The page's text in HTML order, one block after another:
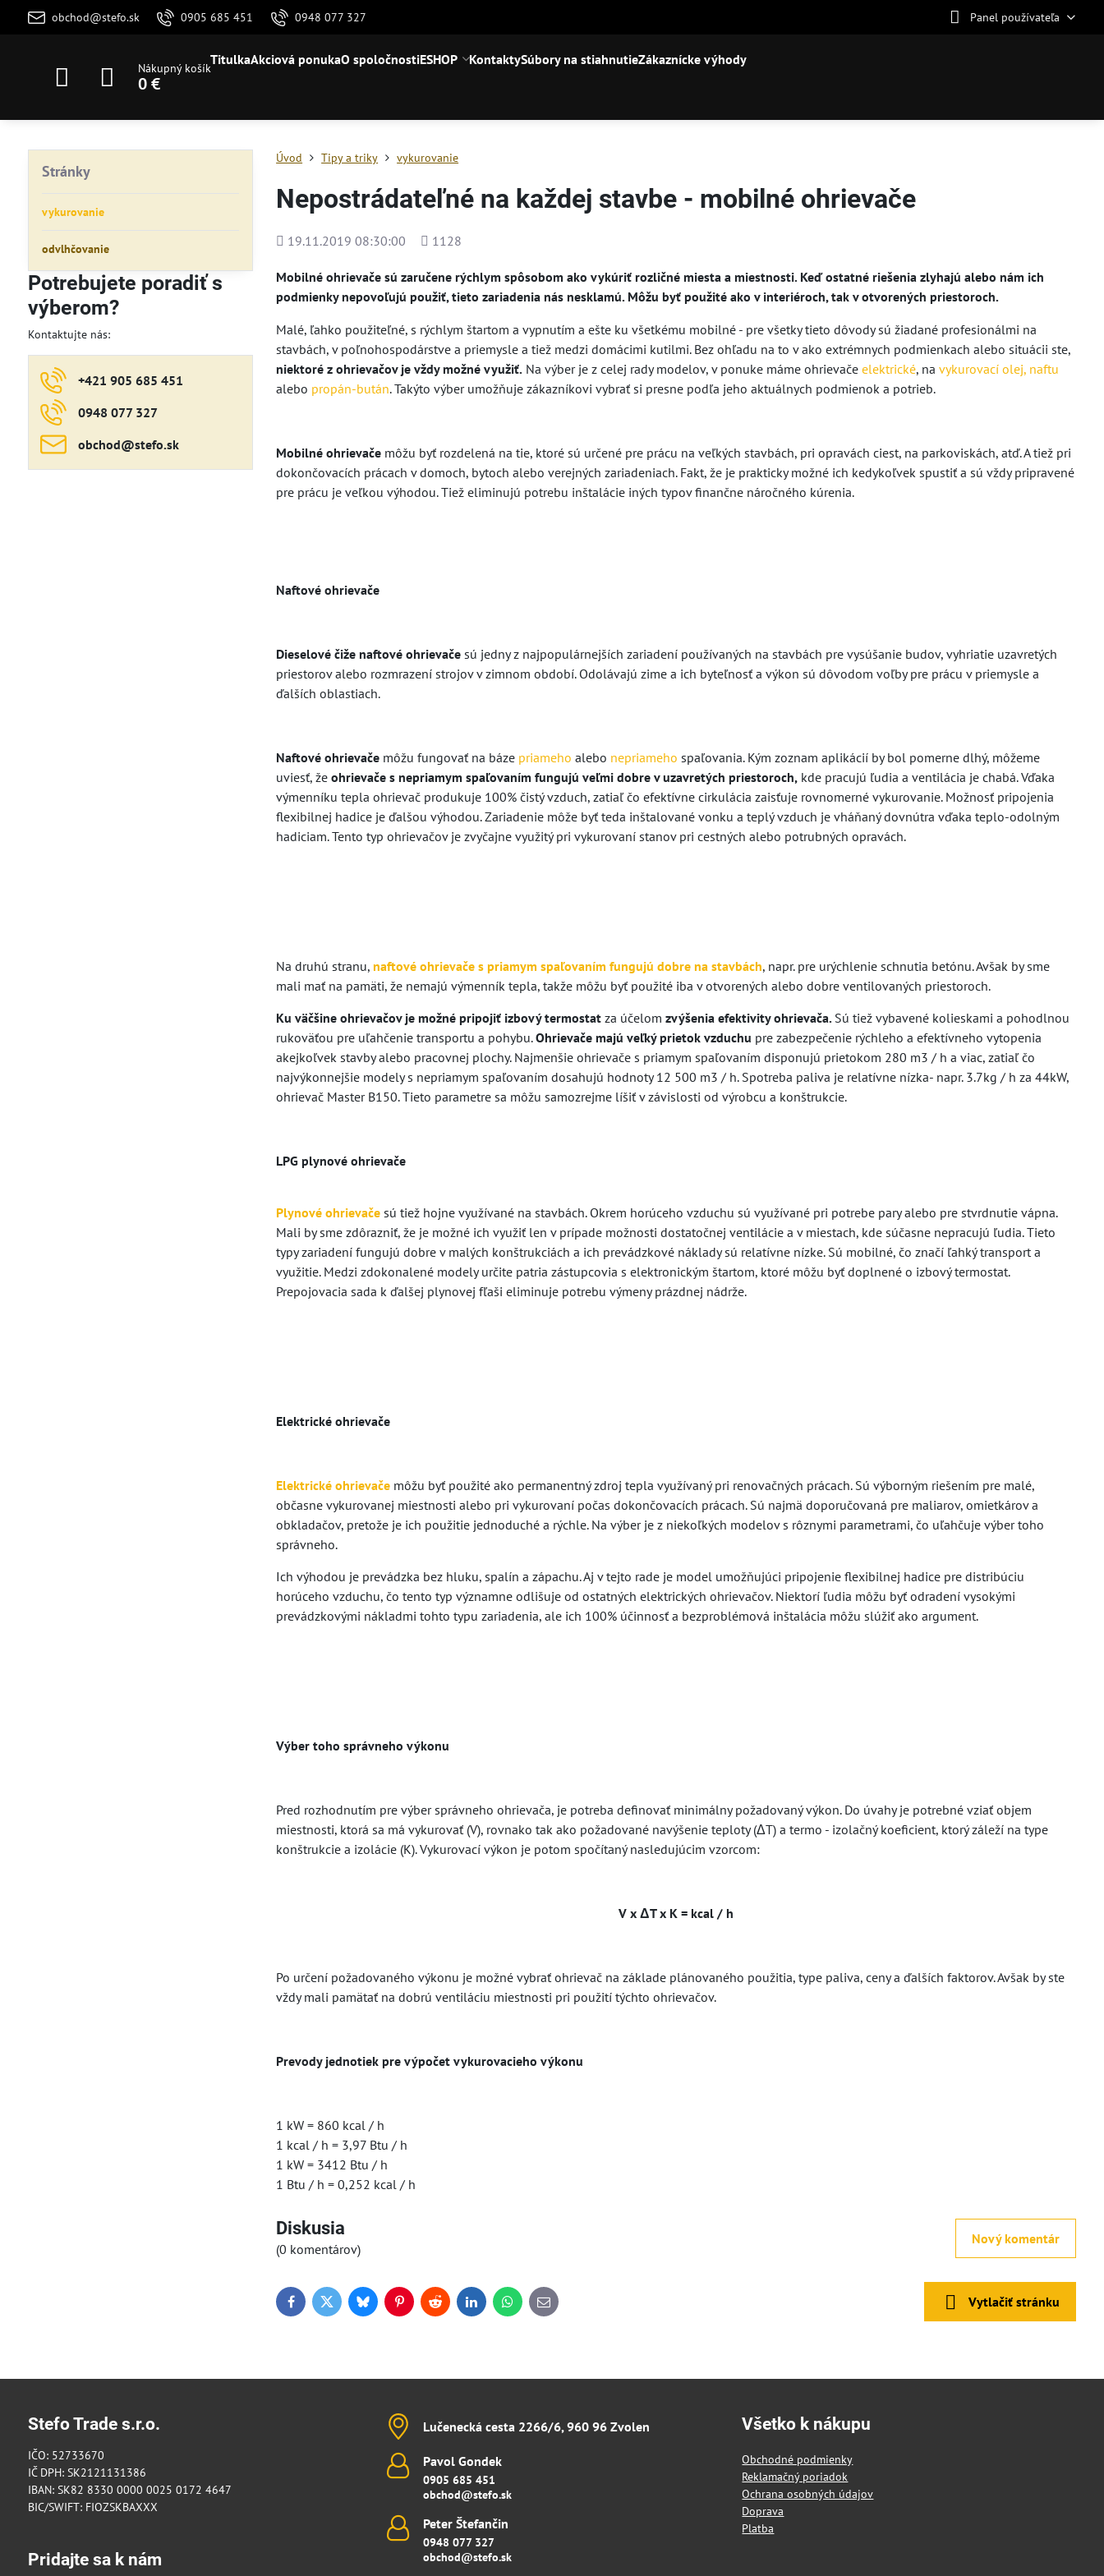
obchod@stefo.sk 0905 685 451 0948 077 327 Panel používateľa
Nákupný košík
0 €
TitulkaAkciová ponukaO spoločnostiESHOP KontaktySúbory na stiahnutieZákaznícke výhody
Úvod Tipy a triky vykurovanie
Nepostrádateľné na každej stavbe - mobilné ohrievače
Pridané
19.11.2019 08:30:00
Počet
1128
Mobilné ohrievače sú zaručene rýchlym spôsobom ako vykúriť rozličné miesta a miestnosti. Keď ostatné riešenia zlyhajú alebo nám ich
podmienky nepovoľujú použiť, tieto zariadenia nás nesklamú. Môžu byť použité ako v interiéroch, tak v otvorených priestoroch.
Malé, ľahko použiteľné, s rýchlym štartom a vypnutím a ešte ku všetkému mobilné - pre všetky tieto dôvody sú žiadané profesionálmi na
stavbách, v poľnohospodárstve a priemysle a tiež medzi domácimi kutilmi. Bez ohľadu na to v ako extrémnych podmienkach alebo situácii ste,
niektoré z ohrievačov je vždy možné využiť. Na výber je z celej rady modelov, v ponuke máme ohrievačeelektrické, navykurovací olej, naftu
alebo propán-bután. Takýto výber umožňuje zákazníkovi vybrať si presne podľa jeho aktuálnych podmienok a potrieb.
Mobilné ohrievače môžu byť rozdelená na tie, ktoré sú určené pre prácu na veľkých stavbách, pri opravách ciest, na parkoviskách, atď. A tiež pri
dokončovacích prácach v domoch, bytoch alebo verejných zariadeniach. Fakt, že je prakticky možné ich kedykoľvek spustiť a sú vždy pripravené
pre prácu je veľkou výhodou. Tiež eliminujú potrebu inštalácie iných typov finančne náročného kúrenia.
Naftové ohrievače
Dieselové čiže naftové ohrievače sú jedny z najpopulárnejších zariadení používaných na stavbách pre vysúšanie budov, vyhriatie uzavretých
priestorov alebo rozmrazení strojov v zimnom období. Odolávajú zime a ich byteľnosť a výkon sú dôvodom voľby pre prácu v priemysle a
ďalších oblastiach.
Naftové ohrievače môžu fungovať na báze priamehoalebo nepriameho spaľovania. Kým zoznam aplikácií by bol pomerne dlhý, môžeme
uviesť, žeohrievače s nepriamym spaľovaním fungujú veľmi dobre v uzavretých priestoroch, kde pracujú ľudia a ventilácia je chabá. Vďaka
výmenníku tepla ohrievač produkuje 100% čistý vzduch, zatiaľ čo efektívne cirkulácia zaisťuje rovnomerné vykurovanie. Možnosť pripojenia
flexibilnej hadice je ďalšou výhodou. Zariadenie môže byť teda inštalované vonku a teplý vzduch je vháňaný dovnútra vďaka teplo-odolným
hadiciam. Tento typ ohrievačov je zvyčajne využitý pri vykurovaní stanov pri cestných alebo potrubných opravách.
Na druhú stranu, naftové ohrievače s priamym spaľovaním fungujú dobre na stavbách, napr. pre urýchlenie schnutia betónu. Avšak by sme
mali mať na pamäti, že nemajú výmenník tepla, takže môžu byť použité iba v otvorených alebo dobre ventilovaných priestoroch.
Ku väčšine ohrievačov je možné pripojiť izbový termostat za účelomzvýšenia efektivity ohrievača. Sú tiež vybavené kolieskami a pohodlnou
rukoväťou pre uľahčenie transportu a pohybu.Ohrievače majú veľký prietok vzduchu pre zabezpečenie rýchleho a efektívneho vytopenia
akejkoľvek stavby alebo pracovnej plochy. Najmenšie ohrievače s priamym spaľovaním disponujú prietokom 280 m3 / h a viac, zatiaľ čo
najvýkonnejšie modely s nepriamym spaľovaním dosahujú hodnoty 12 500 m3 / h. Spotreba paliva je relatívne nízka- napr. 3.7kg / h za 44kW,
ohrievač Master B150. Tieto parametre sa môžu samozrejme líšiť v závislosti od výrobcu a konštrukcie.
LPG plynové ohrievače
Plynové ohrievačesú tiež hojne využívané na stavbách. Okrem horúceho vzduchu sú využívané pri potrebe pary alebo pre stvrdnutie vápna.
Mali by sme zdôrazniť, že je možné ich využiť len v prípade možnosti dostatočnej ventilácie a v miestach, kde súčasne nepracujú ľudia. Tieto
typy zariadení fungujú dobre v malých konštrukciách a ich prevádzkové náklady sú relatívne nízke. Sú mobilné, čo značí ľahký transport a
využitie. Medzi zdokonalené modely určite patria zástupcovia s elektronickým štartom, ktoré môžu byť doplnené o izbový termostat.
Prepojovacia sada k ďalšej plynovej fľaši eliminuje potrebu výmeny prázdnej nádrže.
Elektrické ohrievače
Elektrické ohrievače môžu byť použité ako permanentný zdroj tepla využívaný pri renovačných prácach. Sú výborným riešením pre malé,
občasne vykurovanej miestnosti alebo pri vykurovaní počas dokončovacích prácach. Sú najmä doporučovaná pre maliarov, omietkárov a
obkladačov, pretože je ich použitie jednoduché a rýchle. Na výber je z niekoľkých modelov s rôznymi parametrami, čo uľahčuje výber toho
správneho.
Ich výhodou je prevádzka bez hluku, spalín a zápachu. Aj v tejto rade je model umožňujúci pripojenie flexibilnej hadice pre distribúciu
horúceho vzduchu, čo tento typ významne odlišuje od ostatných elektrických ohrievačov. Niektorí ľudia môžu byť odradení vysokými
prevádzkovými nákladmi tohto typu zariadenia, ale ich 100% účinnosť a bezproblémová inštalácia môžu slúžiť ako argument.
Výber toho správneho výkonu
Pred rozhodnutím pre výber správneho ohrievača, je potreba definovať minimálny požadovaný výkon. Do úvahy je potrebné vziať objem
miestnosti, ktorá sa má vykurovať (V), rovnako tak ako požadované navýšenie teploty (ΔT) a termo - izolačný koeficient, ktorý záleží na type
konštrukcie a izolácie (K). Vykurovací výkon je potom spočítaný nasledujúcim vzorcom:
V x ΔT x K = kcal / h
Po určení požadovaného výkonu je možné vybrať ohrievač na základe plánovaného použitia, type paliva, ceny a ďalších faktorov. Avšak by ste
vždy mali pamätať na dobrú ventiláciu miestnosti pri použití týchto ohrievačov.
Prevody jednotiek pre výpočet vykurovacieho výkonu
1 kW = 860 kcal / h
1 kcal / h = 3,97 Btu / h
1 kW = 3412 Btu / h
1 Btu / h = 0,252 kcal / h
Diskusia
(0 komentárov)
Nový komentár
FacebookTwitterBlueskyPinterestRedditLinkedInWhatsApp
E-
mail
Vytlačiť stránku
Stránky
vykurovanie
odvlhčovanie
Potrebujete poradiť s
výberom?
Kontaktujte nás:
+421 905 685 451
0948 077 327
obchod​@stefo​.sk
Stefo Trade s.r.o.
IČO: 52733670
IČ DPH: SK2121131386
IBAN: SK82 8330 0000 0025 0172 4647
BIC/SWIFT: FIOZSKBAXXX
Pridajte sa k nám
Lučenecká cesta 2266/6, 960 96 Zvolen
Pavol Gondek
0905 685 451
obchod@stefo.sk
Peter Štefančin
0948 077 327
obchod@stefo.sk
Všetko k nákupu
Obchodné podmienky
Reklamačný poriadok
Ochrana osobných údajov
Doprava
Platba